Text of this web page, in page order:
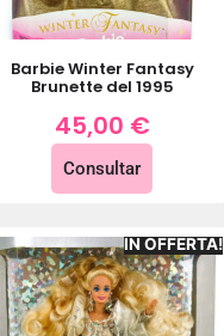
Barbie Winter Fantasy
Brunette del 1995
45,00 €
Consultar
IN OFFERTA!